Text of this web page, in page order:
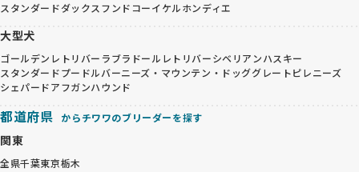
スタンダードダックスフンドコーイケルホンディエ
大型犬
ゴールデンレトリバー ラブラドールレトリバーシベリアンハスキー
スタンダードプードルバーニーズ・マウンテン・ドッググレートピレニーズ
シェパードアフガンハウンド
都道府県 からチワワのブリーダーを探す
関東
全県千葉東京栃木